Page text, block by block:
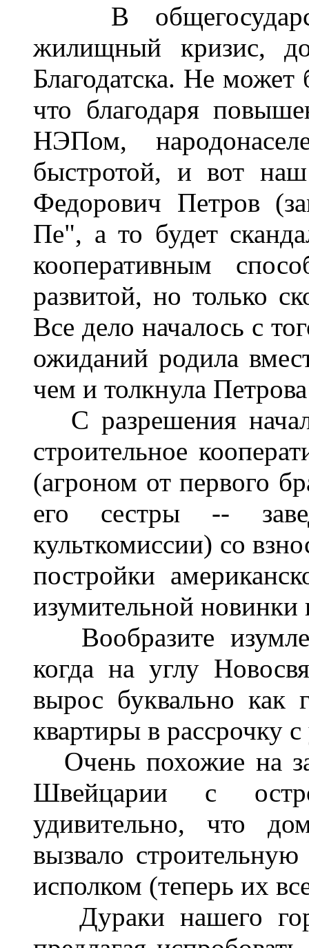
В
жилищный кризис,
Благодатска. Не
что благодаря
НЭПом,
быстротой, и вот
Федорович Петров
Пе", а то будет
кооперативным
развитой, но только
Все дело началось с
ожиданий родила
чем и толкнула
С разрешения
строительное
(агроном от первого
его сестры --
культкомиссии) со
постройки
изумительной
Вообразите
когда на углу
вырос буквально как
квартиры в рассрочку
Очень похожие на
Швейцарии с
удивительно, что
вызвало
исполком (теперь их
Дураки нашего